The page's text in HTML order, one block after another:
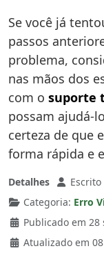
Se você já
passos
problema,
nas mãos dos
com o suporte
possam ajudá-
certeza de que
forma rápida e
Detalhes
Categoria: Erro
Publicado em 28
Atualizado em